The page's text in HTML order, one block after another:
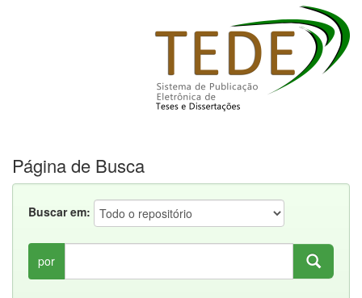
Página de Busca
Buscar em:
por